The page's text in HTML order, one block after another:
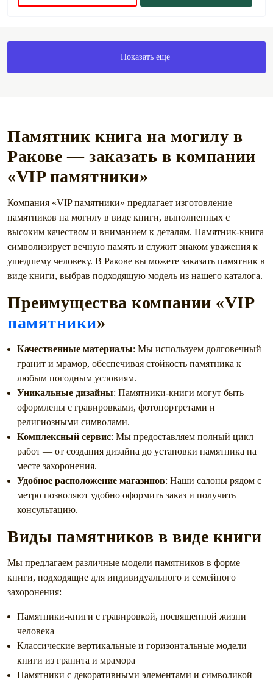
Показать еще
Памятник книга на могилу в
Ракове — заказать в компании
«VIP памятники»
Компания «VIP памятники» предлагает изготовление
памятников на могилу в виде книги, выполненных с
высоким качеством и вниманием к деталям. Памятник-книга
символизирует вечную память и служит знаком уважения к
ушедшему человеку. В Ракове вы можете заказать памятник в
виде книги, выбрав подходящую модель из нашего каталога.
Преимущества компании «VIP
памятники»
Качественные материалы: Мы используем долговечный
гранит и мрамор, обеспечивая стойкость памятника к
любым погодным условиям.
Уникальные дизайны: Памятники-книги могут быть
оформлены с гравировками, фотопортретами и
религиозными символами.
Комплексный сервис: Мы предоставляем полный цикл
работ — от создания дизайна до установки памятника на
месте захоронения.
Удобное расположение магазинов: Наши салоны рядом с
метро позволяют удобно оформить заказ и получить
консультацию.
Виды памятников в виде книги
Мы предлагаем различные модели памятников в форме
книги, подходящие для индивидуального и семейного
захоронения:
Памятники-книги с гравировкой, посвященной жизни
человека
Классические вертикальные и горизонтальные модели
книги из гранита и мрамора
Памятники с декоративными элементами и символикой